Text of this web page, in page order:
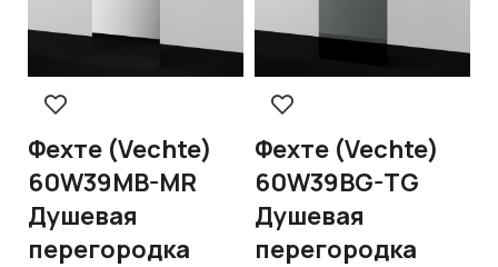
Фехте (Vechte)
60W39MB-MR
Душевая
перегородка
Фехте (Vechte)
60W39BG-TG
Душевая
перегородка